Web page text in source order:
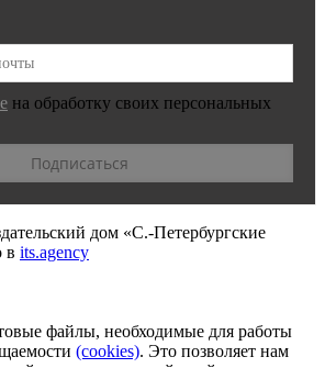
на обработку своих персональных
дом «С.-Петербургские
в its.agency
файлы, необходимые для работы
(сookies). Это позволяет нам